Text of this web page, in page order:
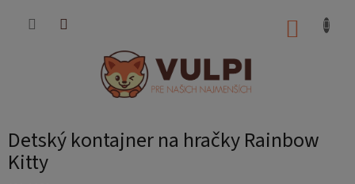
Detský kontajner na hračky Rainbow
Kitty